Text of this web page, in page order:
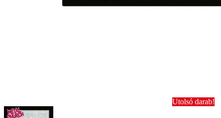
Utolsó darab!